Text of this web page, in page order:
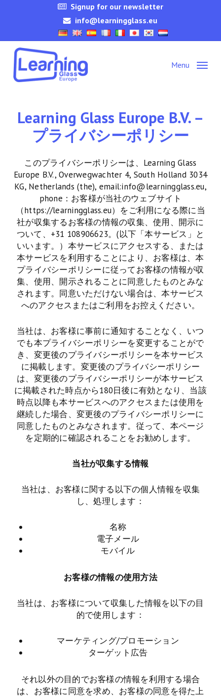
content
Signup for our newsletter
info@learningglass.eu
Menu
Learning Glass Europe B.V. –
プライバシーポリシー
このプライバシーポリシーは、Learning Glass
Europe B.V., Overwegwachter 4, South Holland 3034
KG, Netherlands (the), email:info@learningglass.eu,
phone：お客様が当社のウェブサイト
（https://learningglass.eu）をご利用になる際に当
社が収集するお客様の情報の収集、使用、開示に
ついて、+31 108906623。(以下「本サービス」と
いいます。）本サービスにアクセスする、または
本サービスを利用することにより、お客様は、本
プライバシーポリシーに従ってお客様の情報が収
集、使用、開示されることに同意したものとみな
されます。同意いただけない場合は、本サービス
へのアクセスまたはご利用をお控えください。
当社は、お客様に事前に通知することなく、いつ
でも本プライバシーポリシーを変更することがで
き、変更後のプライバシーポリシーを本サービス
に掲載します。変更後のプライバシーポリシー
は、変更後のプライバシーポリシーが本サービス
に掲載された時点から180日後に有効となり、当該
時点以降も本サービスへのアクセスまたは使用を
継続した場合、変更後のプライバシーポリシーに
同意したものとみなされます。従って、本ページ
を定期的に確認されることをお勧めします。
当社が収集する情報
当社は、お客様に関する以下の個人情報を収集
し、処理します：
名称
電子メール
モバイル
お客様の情報の使用方法
当社は、お客様について収集した情報を以下の目
的で使用します：
マーケティング/プロモーション
ターゲット広告
それ以外の目的でお客様の情報を利用する場合
は、お客様に同意を求め、お客様の同意を得た上